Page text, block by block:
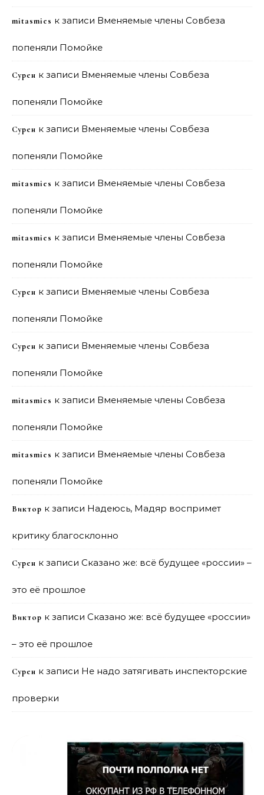
mitasmies к записи Вменяемые члены Совбеза
попеняли Помойке
Сурен к записи Вменяемые члены Совбеза
попеняли Помойке
Сурен к записи Вменяемые члены Совбеза
попеняли Помойке
mitasmies к записи Вменяемые члены Совбеза
попеняли Помойке
mitasmies к записи Вменяемые члены Совбеза
попеняли Помойке
Сурен к записи Вменяемые члены Совбеза
попеняли Помойке
Сурен к записи Вменяемые члены Совбеза
попеняли Помойке
mitasmies к записи Вменяемые члены Совбеза
попеняли Помойке
mitasmies к записи Вменяемые члены Совбеза
попеняли Помойке
Виктор к записи Надеюсь, Мадяр воспримет
критику благосклонно
Сурен к записи Сказано же: всё будущее «россии» –
это её прошлое
Виктор к записи Сказано же: всё будущее «россии»
– это её прошлое
Сурен к записи Не надо затягивать инспекторские
проверки